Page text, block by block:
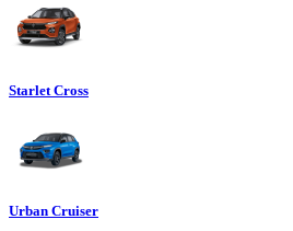
Starlet Cross
Urban Cruiser